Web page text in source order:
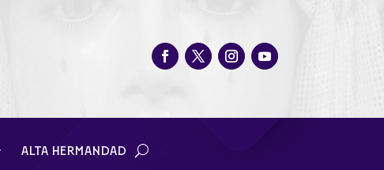
ALTA HERMANDAD